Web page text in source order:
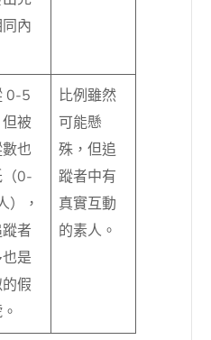
內
0-5
被
也
0-
），
者
是
假
比例雖然
可能懸
殊，但追
蹤者中有
真實互動
的素人。